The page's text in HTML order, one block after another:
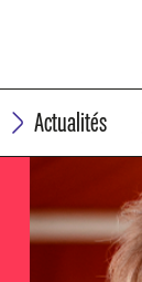
Actualités